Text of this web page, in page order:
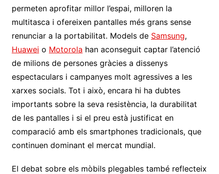
permeten aprofitar millor l’espai, milloren la
multitasca i ofereixen pantalles més grans sense
renunciar a la portabilitat. Models de Samsung,
Huawei o Motorola han aconseguit captar l’atenció
de milions de persones gràcies a dissenys
espectaculars i campanyes molt agressives a les
xarxes socials. Tot i això, encara hi ha dubtes
importants sobre la seva resistència, la durabilitat
de les pantalles i si el preu està justificat en
comparació amb els smartphones tradicionals, que
continuen dominant el mercat mundial.
El debat sobre els mòbils plegables també reflecteix